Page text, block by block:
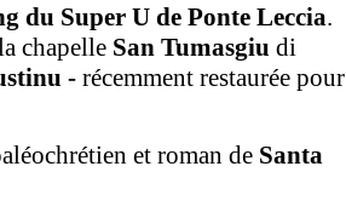
du Super U de Ponte Leccia.
chapelle San Tumasgiu di
- récemment restaurée pour
et roman de Santa